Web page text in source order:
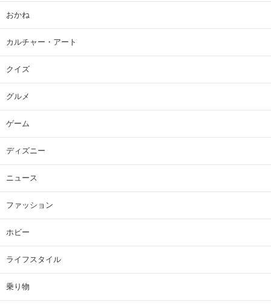
おかね
カルチャー・アート
クイズ
グルメ
ゲーム
ディズニー
ニュース
ファッション
ホビー
ライフスタイル
乗り物